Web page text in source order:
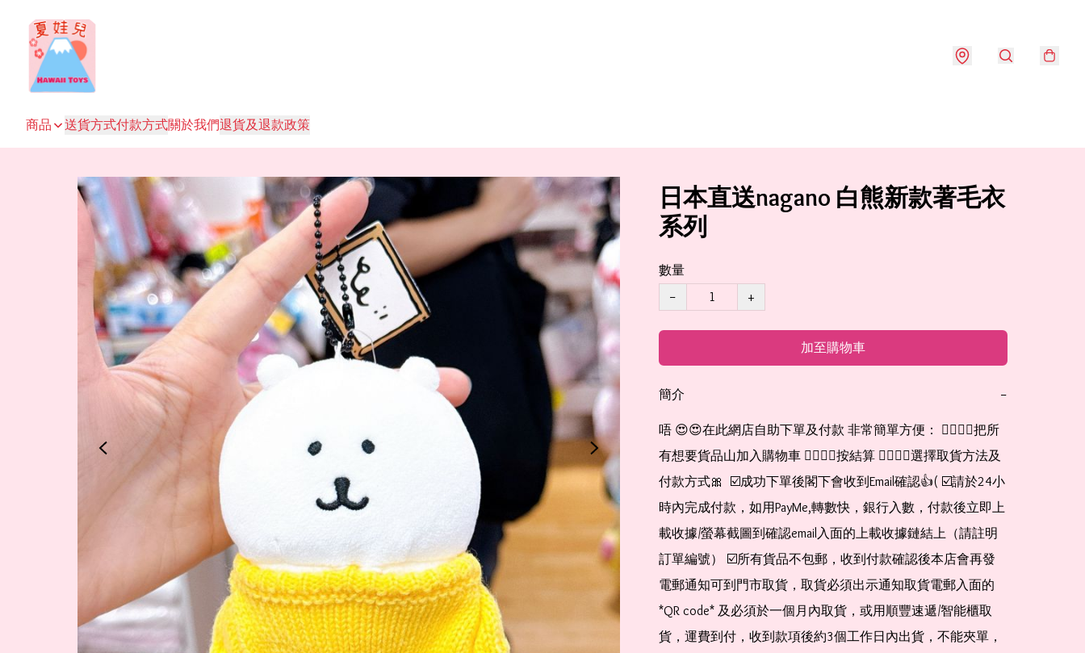
商品 送貨方式付款方式關於我們退貨及退款政策
日本直送nagano 白熊新款著毛衣
系列
數量
−
+
加至購物車
簡介 −
唔 😍😍在此網店自助下單及付款 非常簡單方便： 👉🏻👉🏻把所
有想要貨品山加入購物車 👉🏻👉🏻按結算 👉🏻👉🏻選擇取貨方法及
付款方式🎀  ☑️成功下單後閣下會收到Email確認👍( ☑️請於24小
時內完成付款，如用PayMe,轉數快，銀行入數，付款後立即上
載收據/螢幕截圖到確認email入面的上載收據鏈結上（請註明
訂單編號） ☑️所有貨品不包郵，收到付款確認後本店會再發
電郵通知可到門市取貨，取貨必須出示通知取貨電郵入面的
*QR code* 及必須於一個月內取貨，或用順豐速遞/智能櫃取
貨，運費到付，收到款項後約3個工作日內出貨，不能夾單，